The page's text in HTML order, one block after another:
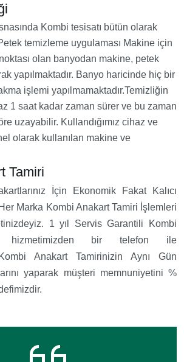
Kombi tesisatı bütün olarak
temizleme uygulaması Makine için
olan banyodan makine, petek
yapılmaktadır. Banyo haricinde hiç bir
işlemi yapılmamaktadır.Temizliğin
1 saat kadar zaman sürer ve bu zaman
uzayabilir. Kullandığımız cihaz ve
olarak kullanılan makine ve
Tamiri
İçin Ekonomik Fakat Kalıcı
Marka Kombi Anakart Tamiri İşlemleri
1 yıl Servis Garantili Kombi
hizmetimizden bir telefon ile
Anakart Tamirinizin Aynı Gün
yaparak müşteri memnuniyetini %